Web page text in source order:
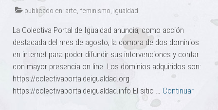
publicado en: arte, feminismo, igualdad
La Colectiva Portal de Igualdad anuncia, como acción
destacada del mes de agosto, la compra de dos dominios
en internet para poder difundir sus intervenciones y contar
con mayor presencia on line. Los dominios adquiridos son:
https://colectivaportaldeigualdad.org
https://colectivaportaldeigualdad.info El sitio … Continuar